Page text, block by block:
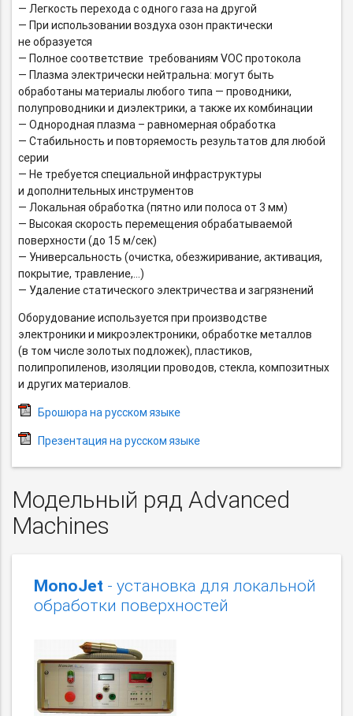
— Легкость перехода с одного газа на другой
— При использовании воздуха озон практически
не образуется
— Полное соответствие требованиям VOC протокола
— Плазма электрически нейтральна: могут быть
обработаны материалы любого типа — проводники,
полупроводники и диэлектрики, а также их комбинации
— Однородная плазма – равномерная обработка
— Стабильность и повторяемость результатов для любой
серии
— Не требуется специальной инфраструктуры
и дополнительных инструментов
— Локальная обработка (пятно или полоса от 3 мм)
— Высокая скорость перемещения обрабатываемой
поверхности (до 15 м/сек)
— Универсальность (очистка, обезжиривание, активация,
покрытие, травление,…)
— Удаление статического электричества и загрязнений
Оборудование используется при производстве
электроники и микроэлектроники, обработке металлов
(в том числе золотых подложек), пластиков,
полипропиленов, изоляции проводов, стекла, композитных
и других материалов.
Брошюра на русском языке
Презентация на русском языке
Модельный ряд Advanced
Machines
MonoJet - установка для локальной
обработки поверхностей